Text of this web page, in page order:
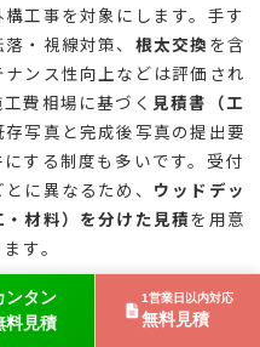
ンタン
料見積
1営業日以内対応
無料見積
工事を対象にします。手す
・視線対策、 根太交換 を含
ナンス性向上などは評価され
費相場に基づく 見積書（工
写真と完成後写真の提出要
にする制度も多いです。受付
に異なるため、 ウッドデッ
材料）を分けた見積を用意
す。